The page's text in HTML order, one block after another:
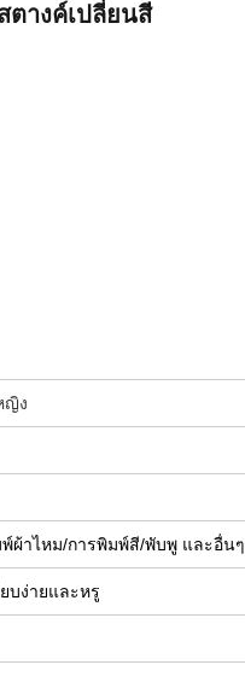
ตางค์เปลี่ยนสี
ญิง
ผ้าไหม/การพิมพ์สี/พับพู และอื่นๆ
บง่ายและหรู